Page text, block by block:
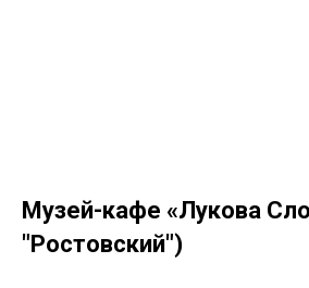
Музей-кафе «Лукова
"Ростовский")